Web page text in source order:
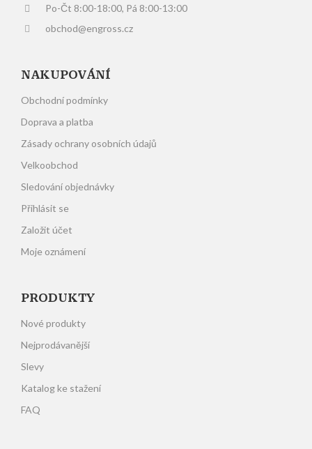
Po-Čt 8:00-18:00, Pá 8:00-13:00
obchod@engross.cz
NAKUPOVÁNÍ
Obchodní podmínky
Doprava a platba
Zásady ochrany osobních údajů
Velkoobchod
Sledování objednávky
Přihlásit se
Založit účet
Moje oznámení
PRODUKTY
Nové produkty
Nejprodávanější
Slevy
Katalog ke stažení
FAQ